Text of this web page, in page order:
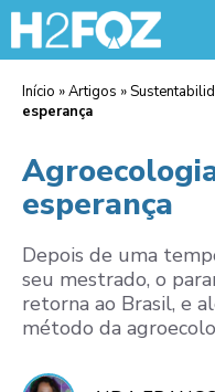
Início »Artigos »
esperança
esperança
Depois de uma
seu mestrado, o
retorna ao Brasil, e
método da